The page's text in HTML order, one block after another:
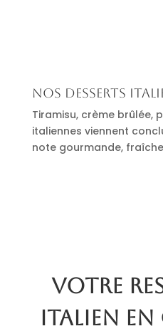
Nos desserts
Tiramisu, crème brûlée,
italiennes viennent
note gourmande,
Votre
italien